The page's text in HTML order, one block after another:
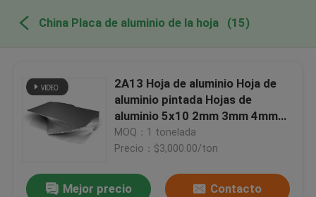
China Placa de aluminio de la hoja (15)
2A13 Hoja de aluminio Hoja de
aluminio pintada Hojas de
aluminio 5x10 2mm 3mm 4mm
espesor
MOQ：1 tonelada
Precio：$3,000.00/ton
Mejor precio Contacto